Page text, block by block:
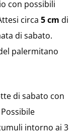
con possibili
circa 5 cm di
di sabato.
palermitano
di sabato con
intorno ai 3